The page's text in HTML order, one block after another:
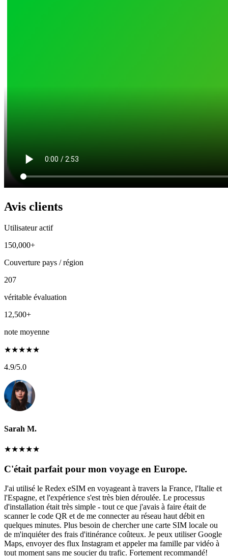
Avis clients
Utilisateur actif
150,000+
Couverture pays / région
207
véritable évaluation
12,500+
note moyenne
★★★★★
4.9/5.0
Sarah M.
★★★★★
C'était parfait pour mon voyage en Europe.
J'ai utilisé le Redex eSIM en voyageant à travers la France, l'Italie et
l'Espagne, et l'expérience s'est très bien déroulée. Le processus
d'installation était très simple - tout ce que j'avais à faire était de
scanner le code QR et de me connecter au réseau haut débit en
quelques minutes. Plus besoin de chercher une carte SIM locale ou
de m'inquiéter des frais d'itinérance coûteux. Je peux utiliser Google
Maps, envoyer des flux Instagram et appeler ma famille par vidéo à
tout moment sans me soucier du trafic. Fortement recommandé!